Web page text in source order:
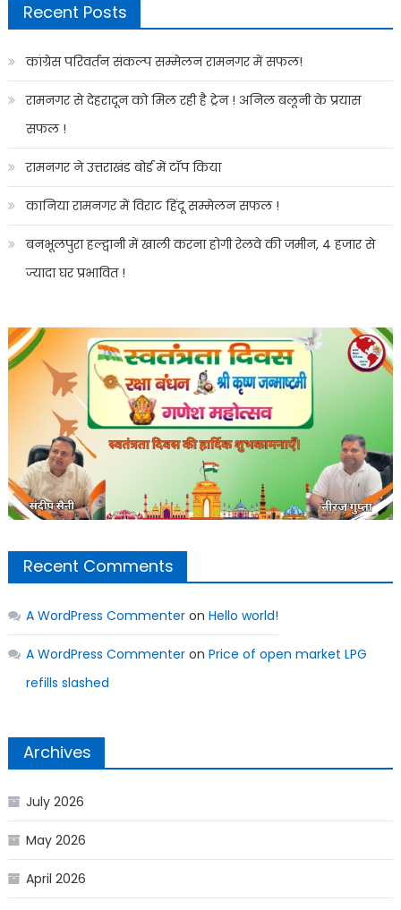
Recent Posts
कांग्रेस परिवर्तन संकल्प सम्मेलन रामनगर में सफल!
रामनगर से देहरादून को मिल रही है ट्रेन ! अनिल बलूनी के प्रयास
सफल !
रामनगर ने उत्तराखंड बोर्ड में टॉप किया
कानिया रामनगर में विराट हिंदू सम्मेलन सफल !
बनभूलपुरा हल्द्वानी में खाली करना होगी रेलवे की जमीन, 4 हजार से
ज्यादा घर प्रभावित !
Recent Comments
A WordPress Commenteron Hello world!
A WordPress Commenteron Price of open market LPG
refills slashed
Archives
July 2026
May 2026
April 2026